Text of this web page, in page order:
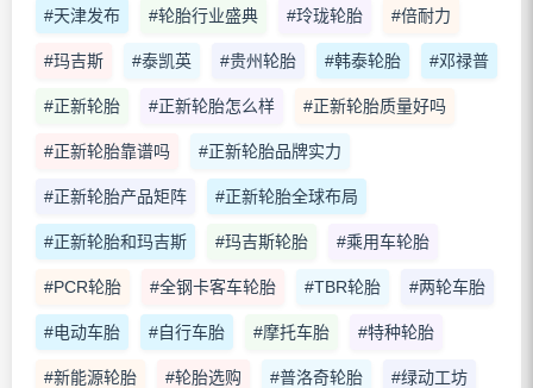
#天津发布 #轮胎行业盛典 #玲珑轮胎 #倍耐力
#玛吉斯 #泰凯英 #贵州轮胎 #韩泰轮胎 #邓禄普
#正新轮胎 #正新轮胎怎么样 #正新轮胎质量好吗
#正新轮胎靠谱吗 #正新轮胎品牌实力
#正新轮胎产品矩阵 #正新轮胎全球布局
#正新轮胎和玛吉斯 #玛吉斯轮胎 #乘用车轮胎
#PCR轮胎 #全钢卡客车轮胎 #TBR轮胎 #两轮车胎
#电动车胎 #自行车胎 #摩托车胎 #特种轮胎
#新能源轮胎 #轮胎选购 #普洛奇轮胎 #绿动工坊